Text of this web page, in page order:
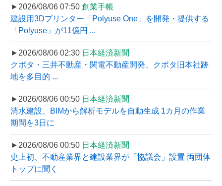
►2026/08/06 07:50 創業手帳
建設用3Dプリンター「Polyuse One」を開発・提供する
「Polyuse」が11億円 ...
►2026/08/06 02:30 日本経済新聞
クボタ・三井不動産・関電不動産開発、クボタ旧本社跡
地を多目的 ...
►2026/08/06 00:50 日本経済新聞
清水建設、BIMから解析モデルを自動生成 1カ月の作業
期間を3日に
►2026/08/06 00:50 日本経済新聞
史上初、不動産業界と建設業界が「協議会」設置 両団体
トップに聞く